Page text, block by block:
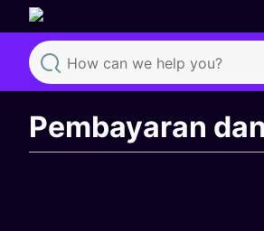
Search
Pembayaran